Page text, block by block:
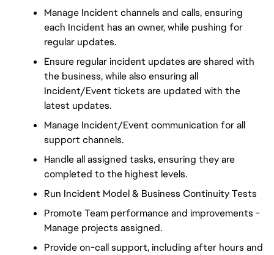
Manage Incident channels and calls, ensuring
each Incident has an owner, while pushing for
regular updates.
Ensure regular incident updates are shared with
the business, while also ensuring all
Incident/Event tickets are updated with the
latest updates.
Manage Incident/Event communication for all
support channels.
Handle all assigned tasks, ensuring they are
completed to the highest levels.
Run Incident Model & Business Continuity Tests
Promote Team performance and improvements -
Manage projects assigned.
Provide on-call support, including after hours and